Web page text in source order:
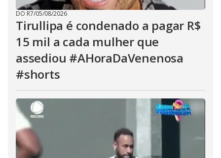
DO R7/05/08/2026
Tirullipa é condenado a pagar R$
15 mil a cada mulher que
assediou #AHoraDaVenenosa
#shorts